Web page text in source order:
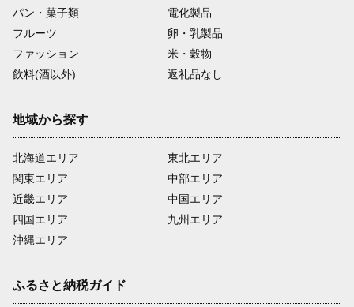
パン・菓子類
電化製品
フルーツ
卵・乳製品
ファッション
米・穀物
飲料(酒以外)
返礼品なし
地域から探す
北海道エリア
関東エリア
近畿エリア
四国エリア
沖縄エリア
東北エリア
中部エリア
中国エリア
九州エリア
ふるさと納税ガイド